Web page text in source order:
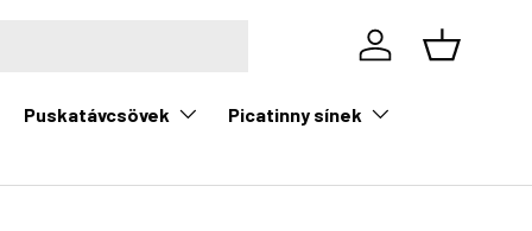
Bejelentkezés
Kosár
Puskatávcsövek Picatinny sínek